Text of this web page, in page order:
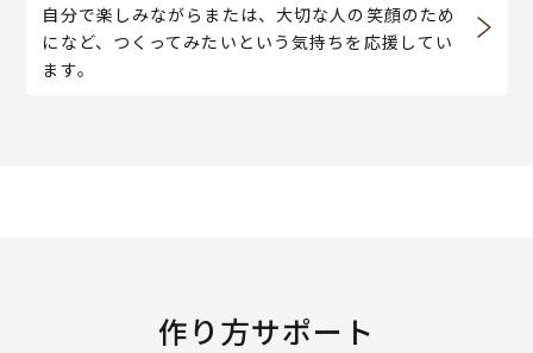
自分で楽しみながらまたは、大切な人の笑顔のため
になど、つくってみたいという気持ちを応援してい
ます。
作り方サポート